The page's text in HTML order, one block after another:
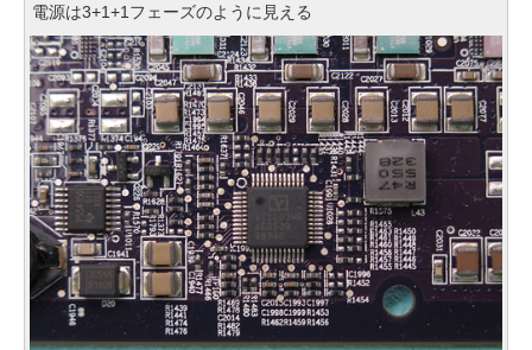
電源は3+1+1フェーズのように見える